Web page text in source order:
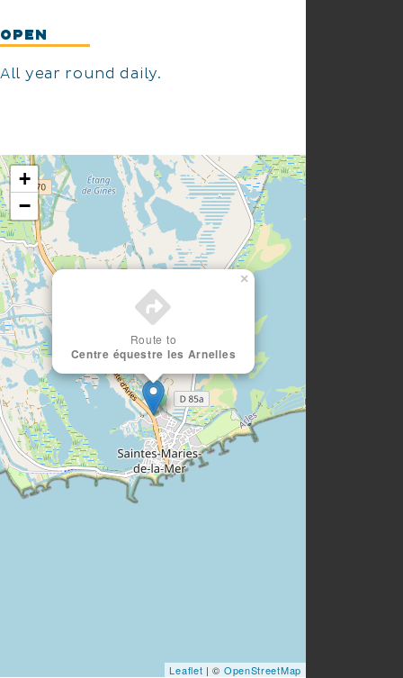
OPEN
All year round daily.
Route to
Centre équestre les Arnelles
×
+
−
Leaflet | © OpenStreetMap